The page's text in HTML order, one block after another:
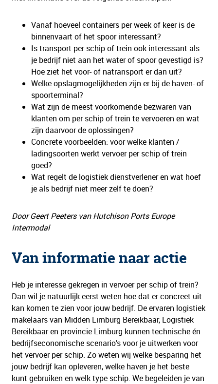
Vanaf hoeveel containers per week of keer is de
binnenvaart of het spoor interessant?
Is transport per schip of trein ook interessant als
je bedrijf niet aan het water of spoor gevestigd is?
Hoe ziet het voor- of natransport er dan uit?
Welke opslagmogelijkheden zijn er bij de haven- of
spoorterminal?
Wat zijn de meest voorkomende bezwaren van
klanten om per schip of trein te vervoeren en wat
zijn daarvoor de oplossingen?
Concrete voorbeelden: voor welke klanten /
ladingsoorten werkt vervoer per schip of trein
goed?
Wat regelt de logistiek dienstverlener en wat hoef
je als bedrijf niet meer zelf te doen?
Door Geert Peeters van Hutchison Ports Europe
Intermodal
Van informatie naar actie
Heb je interesse gekregen in vervoer per schip of trein?
Dan wil je natuurlijk eerst weten hoe dat er concreet uit
kan komen te zien voor jouw bedrijf. De ervaren logistiek
makelaars van Midden Limburg Bereikbaar, Logistiek
Bereikbaar en provincie Limburg kunnen technische én
bedrijfseconomische scenario’s voor je uitwerken voor
het vervoer per schip. Zo weten wij welke besparing het
jouw bedrijf kan opleveren, welke haven je het beste
kunt gebruiken en welk type schip. We begeleiden je van